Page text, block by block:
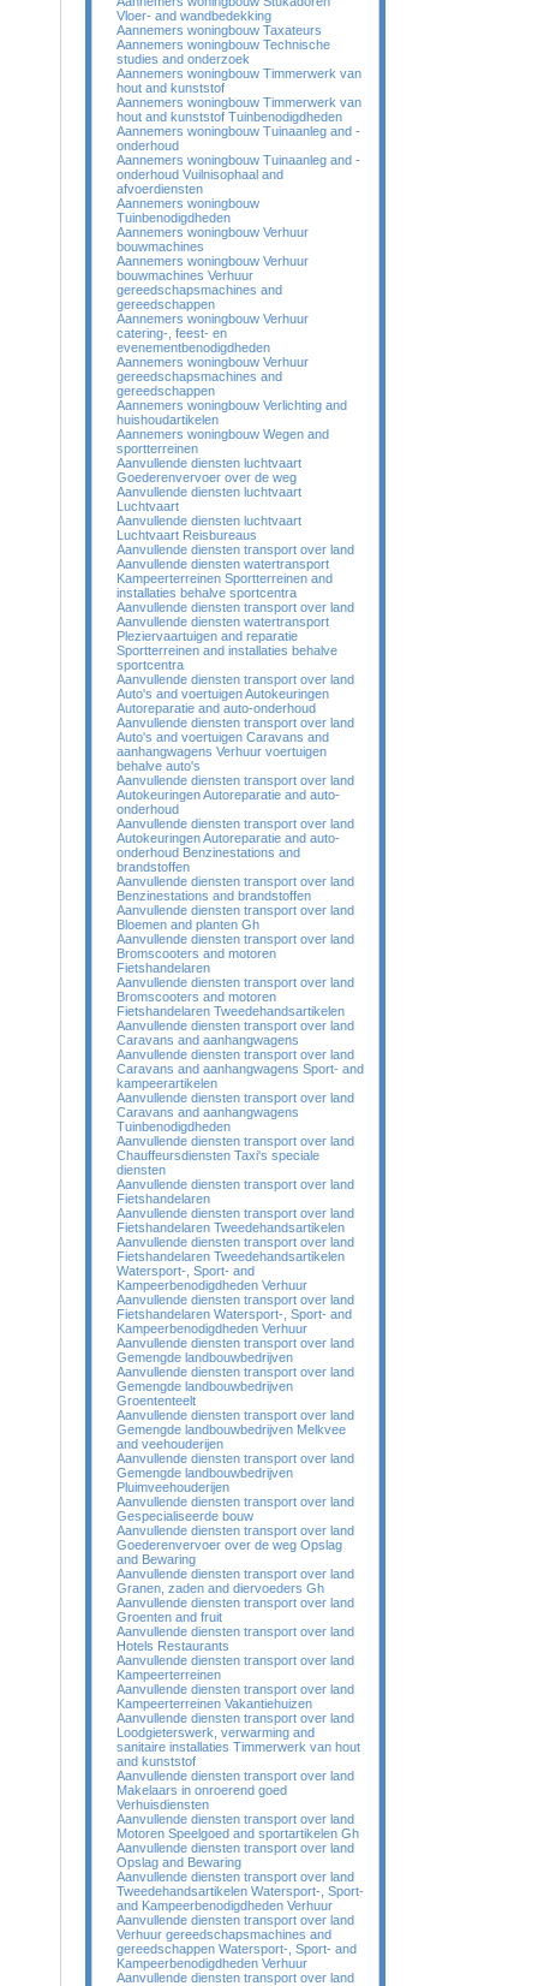
Vloer- and wandbedekking
Aannemers woningbouw Taxateurs
Aannemers woningbouw Technische
studies and onderzoek
Aannemers woningbouw Timmerwerk van
hout and kunststof
Aannemers woningbouw Timmerwerk van
hout and kunststof Tuinbenodigdheden
Aannemers woningbouw Tuinaanleg and -
onderhoud
Aannemers woningbouw Tuinaanleg and -
onderhoud Vuilnisophaal and
afvoerdiensten
Aannemers woningbouw
Tuinbenodigdheden
Aannemers woningbouw Verhuur
bouwmachines
Aannemers woningbouw Verhuur
bouwmachines Verhuur
gereedschapsmachines and
gereedschappen
Aannemers woningbouw Verhuur
catering-, feest- en
evenementbenodigdheden
Aannemers woningbouw Verhuur
gereedschapsmachines and
gereedschappen
Aannemers woningbouw Verlichting and
huishoudartikelen
Aannemers woningbouw Wegen and
sportterreinen
Aanvullende diensten luchtvaart
Goederenvervoer over de weg
Aanvullende diensten luchtvaart
Luchtvaart
Aanvullende diensten luchtvaart
Luchtvaart Reisbureaus
Aanvullende diensten transport over land
Aanvullende diensten watertransport
Kampeerterreinen Sportterreinen and
installaties behalve sportcentra
Aanvullende diensten transport over land
Aanvullende diensten watertransport
Pleziervaartuigen and reparatie
Sportterreinen and installaties behalve
sportcentra
Aanvullende diensten transport over land
Auto's and voertuigen Autokeuringen
Autoreparatie and auto-onderhoud
Aanvullende diensten transport over land
Auto's and voertuigen Caravans and
aanhangwagens Verhuur voertuigen
behalve auto's
Aanvullende diensten transport over land
Autokeuringen Autoreparatie and auto-
onderhoud
Aanvullende diensten transport over land
Autokeuringen Autoreparatie and auto-
onderhoud Benzinestations and
brandstoffen
Aanvullende diensten transport over land
Benzinestations and brandstoffen
Aanvullende diensten transport over land
Bloemen and planten Gh
Aanvullende diensten transport over land
Bromscooters and motoren
Fietshandelaren
Aanvullende diensten transport over land
Bromscooters and motoren
Fietshandelaren Tweedehandsartikelen
Aanvullende diensten transport over land
Caravans and aanhangwagens
Aanvullende diensten transport over land
Caravans and aanhangwagens Sport- and
kampeerartikelen
Aanvullende diensten transport over land
Caravans and aanhangwagens
Tuinbenodigdheden
Aanvullende diensten transport over land
Chauffeursdiensten Taxi's speciale
diensten
Aanvullende diensten transport over land
Fietshandelaren
Aanvullende diensten transport over land
Fietshandelaren Tweedehandsartikelen
Aanvullende diensten transport over land
Fietshandelaren Tweedehandsartikelen
Watersport-, Sport- and
Kampeerbenodigdheden Verhuur
Aanvullende diensten transport over land
Fietshandelaren Watersport-, Sport- and
Kampeerbenodigdheden Verhuur
Aanvullende diensten transport over land
Gemengde landbouwbedrijven
Aanvullende diensten transport over land
Gemengde landbouwbedrijven
Groententeelt
Aanvullende diensten transport over land
Gemengde landbouwbedrijven Melkvee
and veehouderijen
Aanvullende diensten transport over land
Gemengde landbouwbedrijven
Pluimveehouderijen
Aanvullende diensten transport over land
Gespecialiseerde bouw
Aanvullende diensten transport over land
Goederenvervoer over de weg Opslag
and Bewaring
Aanvullende diensten transport over land
Granen, zaden and diervoeders Gh
Aanvullende diensten transport over land
Groenten and fruit
Aanvullende diensten transport over land
Hotels Restaurants
Aanvullende diensten transport over land
Kampeerterreinen
Aanvullende diensten transport over land
Kampeerterreinen Vakantiehuizen
Aanvullende diensten transport over land
Loodgieterswerk, verwarming and
sanitaire installaties Timmerwerk van hout
and kunststof
Aanvullende diensten transport over land
Makelaars in onroerend goed
Verhuisdiensten
Aanvullende diensten transport over land
Motoren Speelgoed and sportartikelen Gh
Aanvullende diensten transport over land
Opslag and Bewaring
Aanvullende diensten transport over land
Tweedehandsartikelen Watersport-, Sport-
and Kampeerbenodigdheden Verhuur
Aanvullende diensten transport over land
Verhuur gereedschapsmachines and
gereedschappen Watersport-, Sport- and
Kampeerbenodigdheden Verhuur
Aanvullende diensten transport over land